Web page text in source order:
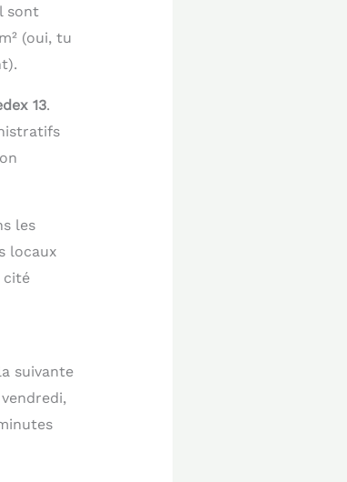
sont
(oui, tu
13.
les
locaux
cité
suivante